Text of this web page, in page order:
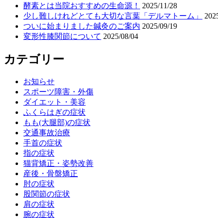
酵素とは当院おすすめの生命源！
2025/11/28
少し難しけれどとても大切な言葉「デルマトーム」
ついに始まりました鍼灸のご案内 2025/09/19
変形性膝関節について 2025/08/04
カテゴリー
お知らせ
スポーツ障害・外傷
ダイエット・美容
ふくらはぎの症状
もも(大腿部)の症状
交通事故治療
手首の症状
指の症状
猫背矯正・姿勢改善
産後・骨盤矯正
肘の症状
股関節の症状
肩の症状
腕の症状